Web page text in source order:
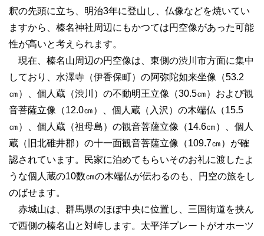
釈の先頭に立ち、明治3年に登山し、仏像などを焼いてい
ますから、榛名神社周辺にもかつては円空像があった可能
性が高いと考えられます。
現在、榛名山周辺の円空像は、東側の渋川市方面に集中
しており、水澤寺（伊香保町）の阿弥陀如来坐像（53.2
㎝）、個人蔵（渋川）の不動明王立像（30.5㎝）および観
音菩薩立像（12.0㎝）、個人蔵（入沢）の木端仏（15.5
㎝）、個人蔵（祖母島）の観音菩薩立像（14.6㎝）、個人
蔵（旧北碓井郡）の十一面観音菩薩立像（109.7㎝）が確
認されています。民家に泊めてもらいそのお礼に渡したよ
うな個人蔵の10数㎝の木端仏が伝わるのも、円空の旅をし
のばせます。
赤城山は、群馬県のほぼ中央に位置し、三国街道を挟ん
で西側の榛名山と対峙します。太平洋プレートがオホーツ